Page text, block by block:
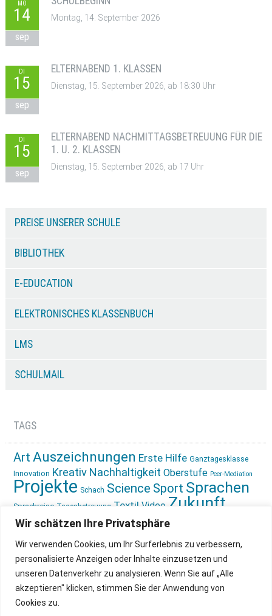
Wir schätzen Ihre Privatsphäre
Wir verwenden Cookies, um Ihr Surferlebnis zu verbessern,
personalisierte Anzeigen oder Inhalte einzusetzen und
unseren Datenverkehr zu analysieren. Wenn Sie auf „Alle
akzeptieren" klicken, stimmen Sie der Anwendung von
Cookies zu.
MO
14
sep
Montag, 14. September 2026
DI
15
sep
ELTERNABEND 1. KLASSEN
Dienstag, 15. September 2026, ab 18:30 Uhr
DI
15
sep
ELTERNABEND NACHMITTAGSBETREUUNG FÜR DIE
1. U. 2. KLASSEN
Dienstag, 15. September 2026, ab 17 Uhr
PREISE UNSERER SCHULE
BIBLIOTHEK
E-EDUCATION
ELEKTRONISCHES KLASSENBUCH
LMS
SCHULMAIL
TAGS
Art Auszeichnungen Erste Hilfe Ganztagesklasse
Innovation Kreativ Nachhaltigkeit Oberstufe Peer-Mediation
Projekte Schach Science Sport Sprachen
Sprachreise Tagesbetreuung Textil Video Zukunft
gestalten Ökologie
IMPRESSUM